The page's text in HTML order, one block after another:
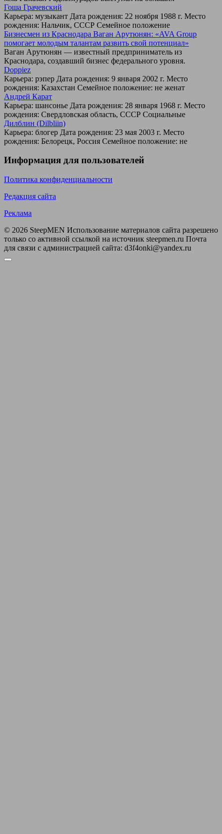
Гоша Грачевский
Карьера: музыкант Дата рождения: 22 ноября 1988 г. Место
рождения: Нальчик, СССР Семейное положение
Бизнесмен из Краснодара Ваган Арутюнян: «AVA Group
помогает молодым талантам развить свой потенциал»
Ваган Арутюнян — известный предприниматель из
Краснодара, создавший бизнес федерального уровня.
Doppiez
Карьера: рэпер Дата рождения: 9 января 2002 г. Место
рождения: Казахстан Семейное положение: не женат
Андрей Карат
Карьера: шансонье Дата рождения: 28 января 1968 г. Место
рождения: Свердловская область, СССР Социальные
Дилблин (Dilbliin)
Карьера: блогер Дата рождения: 23 мая 2003 г. Место
рождения: Белорецк, Россия Семейное положение: не
Информация для пользователей
Политика конфиденциальности
Редакция сайта
Реклама
© 2026 SteepMEN Использование материалов сайта разрешено
только со активной ссылкой на источник steepmen.ru Почта
для связи с администрацией сайта: d3f4onki@yandex.ru